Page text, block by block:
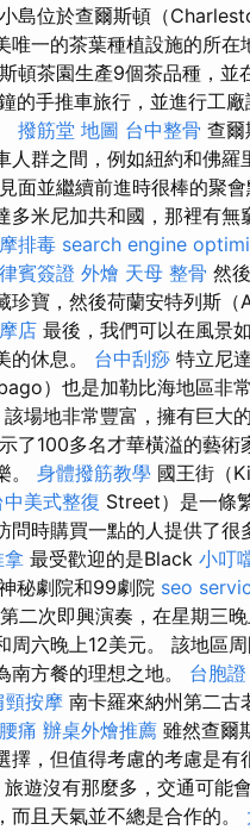
島位於查爾斯頓（
唯一的茶葉種植設施的所在
頓茶園生產9個茶品種，並
的手推車旅行，並進行工
撥筋堂 地圖 台中整骨 查爾
人群之間，例如紐約和佛羅
面並繼續前進時很棒的聚會
多米尼加共和國，那裡有無
排毒 search engine
賓簽證 外燴 天母 整骨 然
珍寶，然後荷蘭安特列斯
店 最後，我們可以在風景
的休息。 台中刮痧 特立尼
）也是加勒比海地區非
該場地非常豐富，擁有巨大
了100多名才華橫溢的藝術
。 身體撥筋教學 國王街（
中美式整復 Street）是一條
問時購買一點的人提供了很
最受歡迎的是Black 小叮
秘劇院和99劇院 seo
二次即興演奏，在星期三
周六晚上12美元。 該地區
南方餐的理想之地。 台胞
頸按摩 南卡羅來納州第二古
腰痛 辦桌外燴推薦 雖然查爾
擇，但值得考慮的考慮是有
旅遊沒有那麼多，交通可能
而且天氣並不總是合作的。